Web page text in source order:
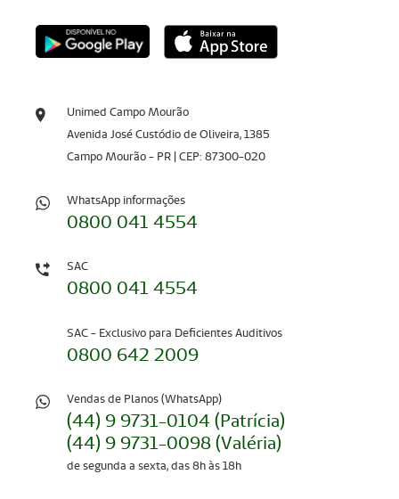
Unimed Campo Mourão
Avenida José Custódio de Oliveira, 1385
Campo Mourão - PR | CEP: 87300-020
WhatsApp informações
0800 041 4554
SAC
0800 041 4554
SAC - Exclusivo para Deficientes Auditivos
0800 642 2009
Vendas de Planos (WhatsApp)
(44) 9 9731-0104 (Patrícia)
(44) 9 9731-0098 (Valéria)
de segunda a sexta, das 8h às 18h